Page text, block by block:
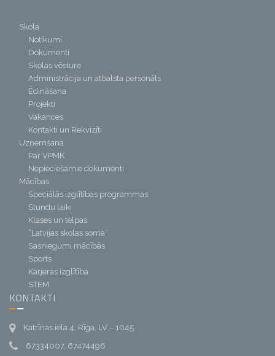
Skola
Notikumi
Dokumenti
Skolas vēsture
Administrācija un atbalsta personāls
Ēdināšana
Projekti
Vakances
Kontakti un Rekvizīti
Uzņemšana
Par VPMK
Nepieciešamie dokumenti
Mācības
Speciālās izglītības programmas
Stundu laiki
Klases un telpas
“Latvijas skolas soma”
Sasniegumi mācībās
Sports
Karjeras izglītība
STEM
KONTAKTI
Katrīnas iela 4, Rīga, LV – 1045
67334007, 67474496